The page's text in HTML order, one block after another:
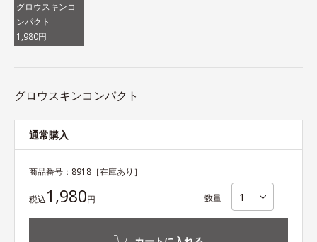
グロウスキンコ
ンパクト
1,980円
グロウスキンコンパクト
通常購入
商品番号： 8918 ［在庫あり］
税込1,980円 数量